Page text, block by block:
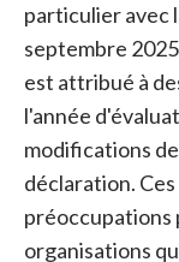
particulier avec
septembre
est attribué à
l'année
modifications
déclaration.
préoccupations
organisations